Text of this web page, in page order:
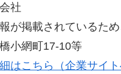
社
が掲載されているため
小網町17-10等
はこちら（企業サイト